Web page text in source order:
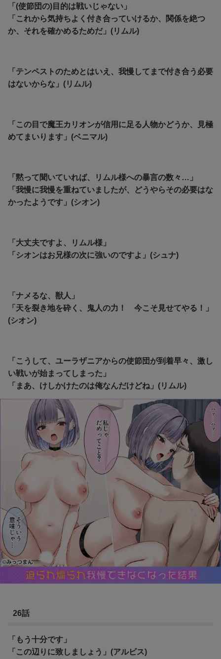
「(使節団の)目的は戦いじゃない」
「これから気持ちよく付き合っていけるか、関係を絶つ
か、それを確かめるためだ」(リムル)
「テンペストのためとはいえ、我慢してまで付き合う必要
はないからな」(リムル)
「この目で魔王カリオンが信用に足る人物かどうか、見極
めてまいります」(ベニマル)
「黙って聞いていれば、リムル様への暴言の数々…」
「我慢に我慢を重ねていましたが、どうやらその必要はな
かったようです」(シオン)
「大丈夫ですよ、リムル様」
「シオンはお兄様の次に強いのですよ」(シュナ)
「ナメるな、獣人」
「天を裂き地を砕く、鬼人の力！ 今こそ見せてやる！」
(シオン)
「こうして、ユーラザニアからの使節団が到着早々、激し
い戦いが始まってしまった」
「まあ、けしかけたのは俺なんだけどね」(リムル)
26話
「もう十分です」
「この辺りに致しましょう」(アルビス)